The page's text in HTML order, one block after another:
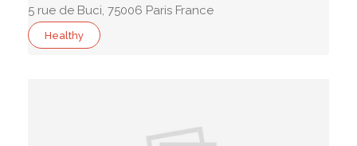
5 rue de Buci, 75006 Paris France
Healthy